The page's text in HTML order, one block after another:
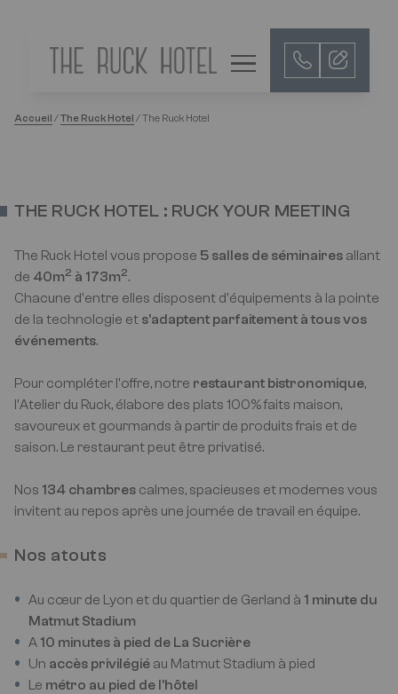
MENU
Accueil /The Ruck Hotel /The Ruck Hotel
THE RUCK HOTEL : RUCK YOUR MEETING
The Ruck Hotel vous propose 5 salles de séminaires allant
de 40m2 à 173m2.
Chacune d'entre elles disposent d'équipements à la pointe
de la technologie et s'adaptent parfaitement à tous vos
événements.
Pour compléter l'offre, notre restaurant bistronomique,
l'Atelier du Ruck, élabore des plats 100% faits maison,
savoureux et gourmands à partir de produits frais et de
saison. Le restaurant peut être privatisé.
Nos 134 chambres calmes, spacieuses et modernes vous
invitent au repos après une journée de travail en équipe.
Nos atouts
Au cœur de Lyon et du quartier de Gerland à 1 minute du
Matmut Stadium
A 10 minutes à pied de La Sucrière
Un accès privilégié au Matmut Stadium à pied
Le métro au pied de l'hôtel